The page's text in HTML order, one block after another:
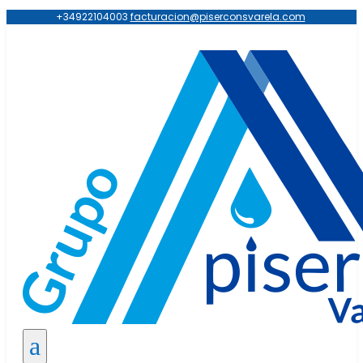
+34922104003 facturacion@piserconsvarela.com
a